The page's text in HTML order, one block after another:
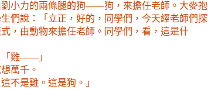
劉小力的兩條腿的狗——狗，來擔任老師。大麥抱
們說：「立正，好的，同學們，今天經老師們探
，由動物來擔任老師。同學們，看，這是什
「雞——」
萬千。
不是雞。這是狗。」